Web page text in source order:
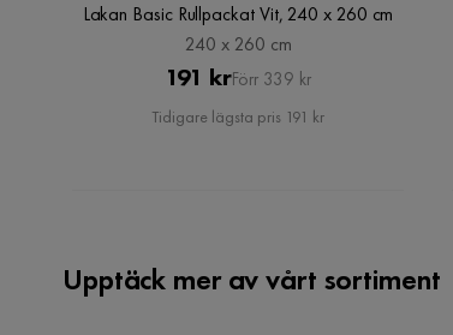
Lakan Basic Rullpackat Vit, 240 x 260 cm
240 x 260 cm
Pris
191 krOriginal
Pris
Förr 339 kr
Tidigare lägsta pris 191 kr
Upptäck mer av vårt sortiment